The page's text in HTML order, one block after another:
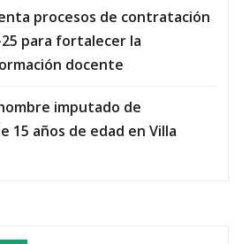
procesos de contratación
para fortalecer la
docente
imputado de
15 años de edad en Villa